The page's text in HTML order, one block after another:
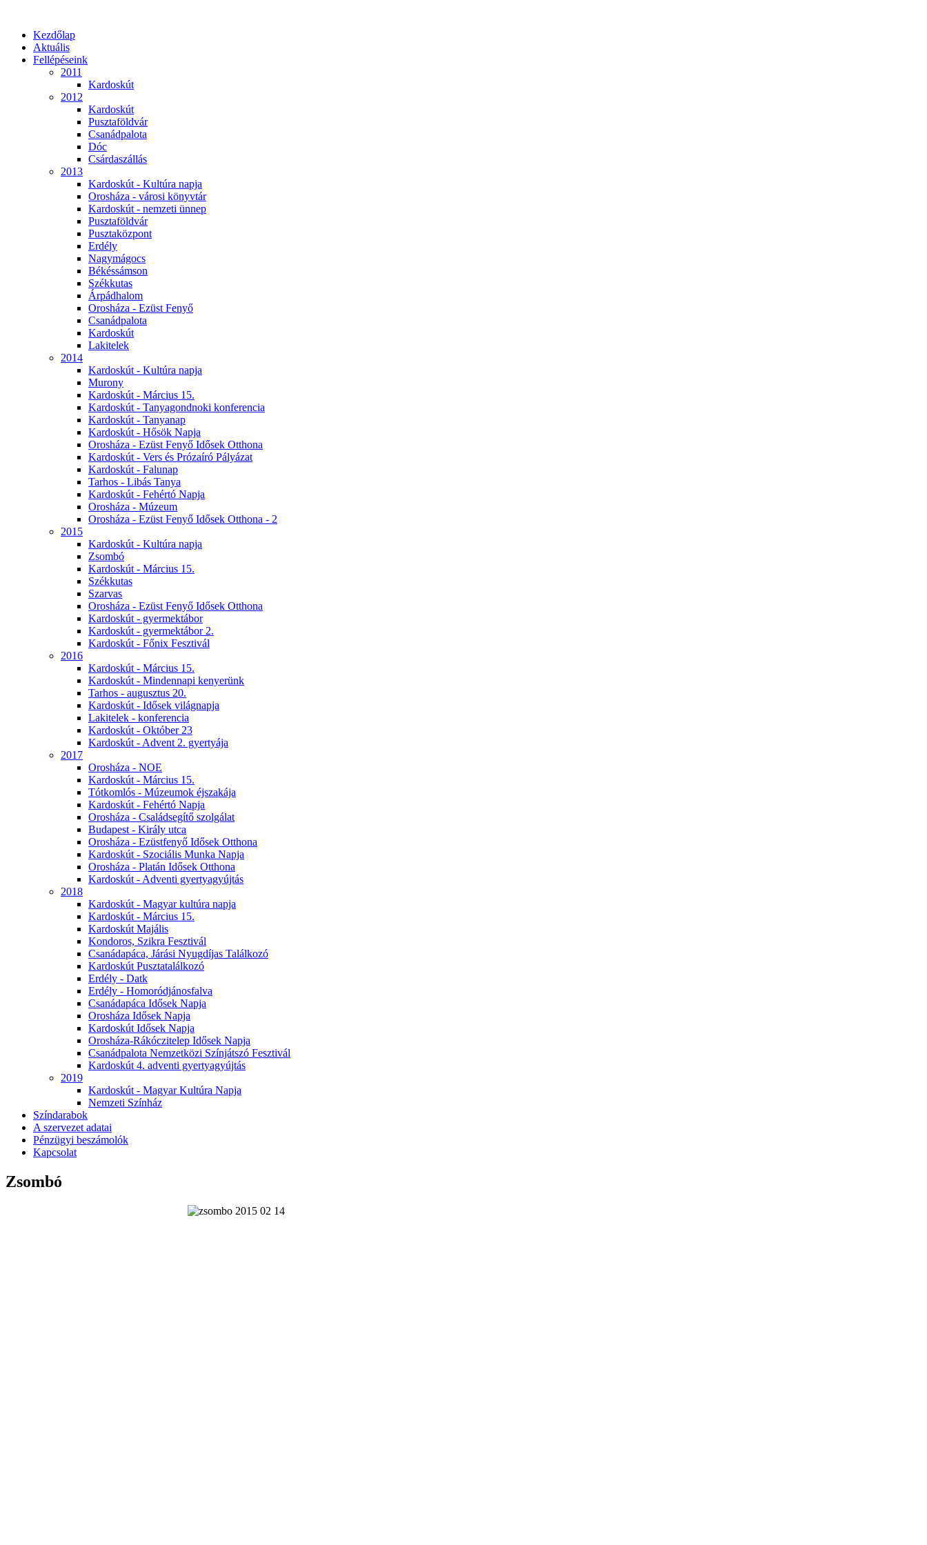
Kezdőlap
Aktuális
Fellépéseink
2011
Kardoskút
2012
Kardoskút
Pusztaföldvár
Csanádpalota
Dóc
Csárdaszállás
2013
Kardoskút - Kultúra napja
Orosháza - városi könyvtár
Kardoskút - nemzeti ünnep
Pusztaföldvár
Pusztaközpont
Erdély
Nagymágocs
Békéssámson
Székkutas
Árpádhalom
Orosháza - Ezüst Fenyő
Csanádpalota
Kardoskút
Lakitelek
2014
Kardoskút - Kultúra napja
Murony
Kardoskút - Március 15.
Kardoskút - Tanyagondnoki konferencia
Kardoskút - Tanyanap
Kardoskút - Hősök Napja
Orosháza - Ezüst Fenyő Idősek Otthona
Kardoskút - Vers és Prózaíró Pályázat
Kardoskút - Falunap
Tarhos - Libás Tanya
Kardoskút - Fehértó Napja
Orosháza - Múzeum
Orosháza - Ezüst Fenyő Idősek Otthona - 2
2015
Kardoskút - Kultúra napja
Zsombó
Kardoskút - Március 15.
Székkutas
Szarvas
Orosháza - Ezüst Fenyő Idősek Otthona
Kardoskút - gyermektábor
Kardoskút - gyermektábor 2.
Kardoskút - Főnix Fesztivál
2016
Kardoskút - Március 15.
Kardoskút - Mindennapi kenyerünk
Tarhos - augusztus 20.
Kardoskút - Idősek világnapja
Lakitelek - konferencia
Kardoskút - Október 23
Kardoskút - Advent 2. gyertyája
2017
Orosháza - NOE
Kardoskút - Március 15.
Tótkomlós - Múzeumok éjszakája
Kardoskút - Fehértó Napja
Orosháza - Családsegítő szolgálat
Budapest - Király utca
Orosháza - Ezüstfenyő Idősek Otthona
Kardoskút - Szociális Munka Napja
Orosháza - Platán Idősek Otthona
Kardoskút - Adventi gyertyagyújtás
2018
Kardoskút - Magyar kultúra napja
Kardoskút - Március 15.
Kardoskút Majális
Kondoros, Szikra Fesztivál
Csanádapáca, Járási Nyugdíjas Találkozó
Kardoskút Pusztatalálkozó
Erdély - Datk
Erdély - Homoródjánosfalva
Csanádapáca Idősek Napja
Orosháza Idősek Napja
Kardoskút Idősek Napja
Orosháza-Rákóczitelep Idősek Napja
Csanádpalota Nemzetközi Színjátszó Fesztivál
Kardoskút 4. adventi gyertyagyújtás
2019
Kardoskút - Magyar Kultúra Napja
Nemzeti Színház
Színdarabok
A szervezet adatai
Pénzügyi beszámolók
Kapcsolat
Zsombó